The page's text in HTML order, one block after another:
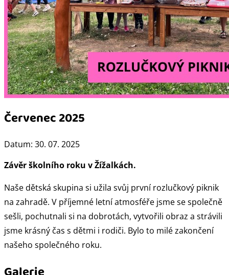
Červenec 2025
Datum: 30. 07. 2025
Závěr školního roku v Žížalkách.
Naše dětská skupina si užila svůj první rozlučkový piknik
na zahradě. V příjemné letní atmosféře jsme se společně
sešli, pochutnali si na dobrotách, vytvořili obraz a strávili
jsme krásný čas s dětmi i rodiči. Bylo to milé zakončení
našeho společného roku.